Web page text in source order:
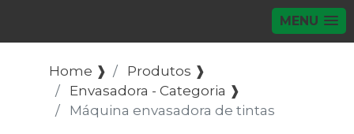
MENU
Home ❱
Produtos ❱
Envasadora - Categoria ❱
Máquina envasadora de tintas